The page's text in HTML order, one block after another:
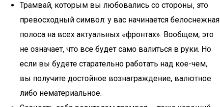
Трамвай, которым вы любовались со стороны, это
превосходный символ: у вас начинается белоснежная
полоса на всех актуальных «фронтах». Вообщем, это
не означает, что все будет само валиться в руки. Но
если вы будете старательно работать над кое-чем,
вы получите достойное вознаграждение, валютное
либо нематериальное.